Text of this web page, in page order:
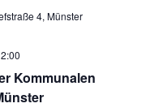
4, Münster
Kommunalen